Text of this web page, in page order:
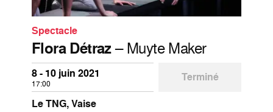
Spectacle
Flora Détraz– Muyte Maker
8 - 10 juin 2021
17:00
Terminé
Le TNG, Vaise